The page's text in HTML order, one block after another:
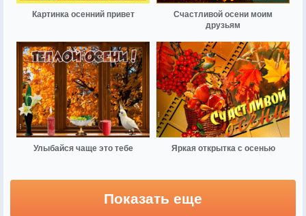
Картинка осенний привет
Счастливой осени моим
друзьям
Улыбайся чаще это тебе Яркая открытка с осенью
Показать еще